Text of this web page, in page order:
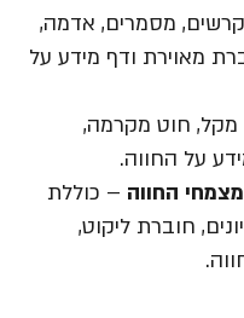
מסמרים, אדמה,
מאוירת ודף מידע על
מקל, חוט מקרמה,
על החווה.
החווה – כוללת
חוברת ליקוט,